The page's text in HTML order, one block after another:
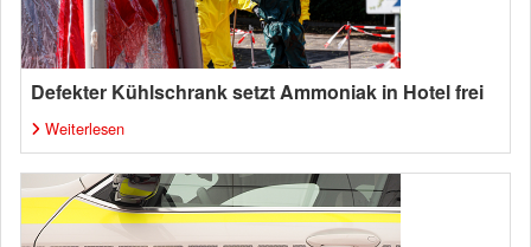
Defekter Kühlschrank setzt Ammoniak in Hotel frei
Weiterlesen